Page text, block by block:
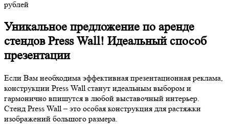
рублей
Уникальное предложение по аренде
стендов Press Wall! Идеальный способ
презентации
Если Вам необходима эффективная презентационная реклама,
конструкции Press Wall станут идеальным выбором и
гармонично впишутся в любой выставочный интерьер.
Стенд Press Wall – это особая конструкция для растяжки
изображений большого размера.